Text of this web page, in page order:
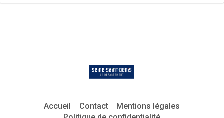
Accueil Contact
Mentions légales